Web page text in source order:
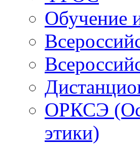
Обучение
ОРКСЭ
этики)